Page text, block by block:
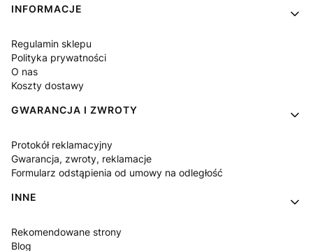
Linki w stopce
INFORMACJE
Regulamin sklepu
Polityka prywatności
O nas
Koszty dostawy
GWARANCJA I ZWROTY
Protokół reklamacyjny
Gwarancja, zwroty, reklamacje
Formularz odstąpienia od umowy na odległość
INNE
Rekomendowane strony
Blog